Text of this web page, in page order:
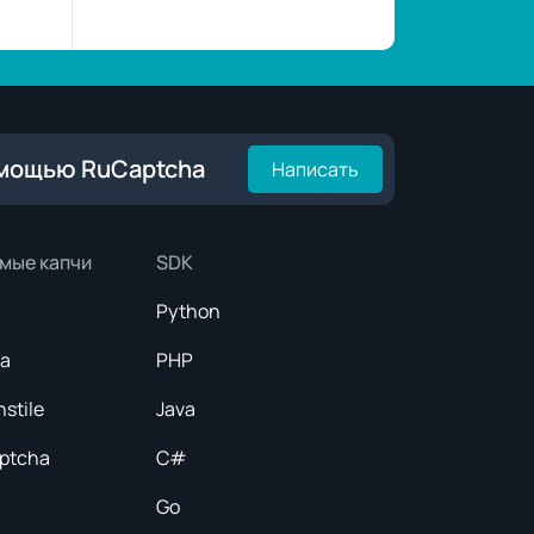
RuCaptcha Написать
капчи
SDK
Python
PHP
Java
C#
Go